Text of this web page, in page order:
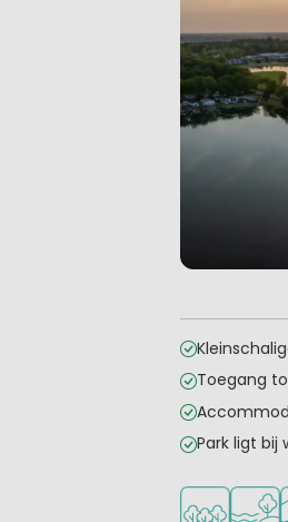
Toegang
Park ligt bij
Ligt in een
Ligt